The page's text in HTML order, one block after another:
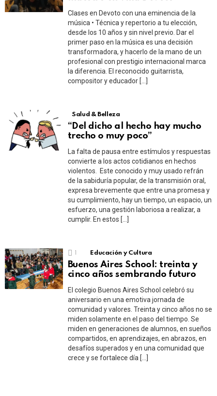
Clases en Devoto con una eminencia de la
música • Técnica y repertorio a tu elección,
desde los 10 años y sin nivel previo. Dar el
primer paso en la música es una decisión
transformadora, y hacerlo de la mano de un
profesional con prestigio internacional marca
la diferencia. El reconocido guitarrista,
compositor y educador […]
Salud & Belleza
“Del dicho al hecho hay mucho
trecho o muy poco”
La falta de pausa entre estímulos y respuestas
convierte a los actos cotidianos en hechos
violentos. Este conocido y muy usado refrán
de la sabiduría popular, de la transmisión oral,
expresa brevemente que entre una promesa y
su cumplimiento, hay un tiempo, un espacio, un
esfuerzo, una gestión laboriosa a realizar, a
cumplir. En estos […]
1 Educación y Cultura
Buenos Aires School: treinta y
cinco años sembrando futuro
El colegio Buenos Aires School celebró su
aniversario en una emotiva jornada de
comunidad y valores. Treinta y cinco años no se
miden solamente en el paso del tiempo. Se
miden en generaciones de alumnos, en sueños
compartidos, en aprendizajes, en abrazos, en
desafíos superados y en una comunidad que
crece y se fortalece día […]